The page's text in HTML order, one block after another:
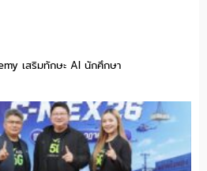
เสริมทักษะ AI นักศึกษา